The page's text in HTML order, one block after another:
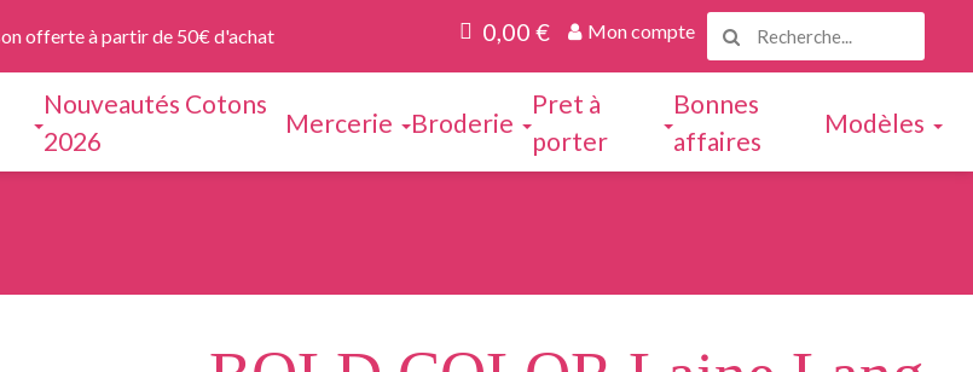
offerte à partir de 50€ d'achat 0,00 € Mon compte
Nouveautés Cotons
2026
Mercerie Broderie
Pret à
porter
Bonnes
affaires
Modèles